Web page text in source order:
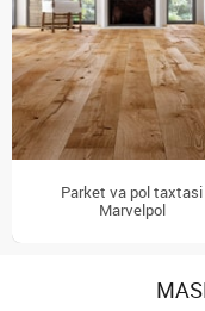
Parket va pol taxtasi
Marvelpol